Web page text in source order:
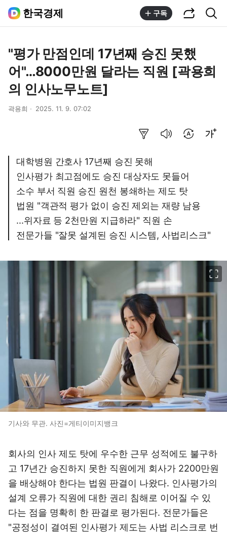
한국경제 구독
"평가 만점인데 17년째 승진 못했
어"…8000만원 달라는 직원 [곽용희
의 인사노무노트]
곽용희 2025. 11. 9. 07:02
대학병원 간호사 17년째 승진 못해
인사평가 최고점에도 승진 대상자도 못들어
소수 부서 직원 승진 원천 봉쇄하는 제도 탓
법원 "객관적 평가 없이 승진 제외는 재량 남용
...위자료 등 2천만원 지급하라" 직원 손
전문가들 "잘못 설계된 승진 시스템, 사법리스크"
기사와 무관. 사진=게티이미지뱅크
회사의 인사 제도 탓에 우수한 근무 성적에도 불구하
고 17년간 승진하지 못한 직원에게 회사가 2200만원
을 배상해야 한다는 법원 판결이 나왔다. 인사평가의
설계 오류가 직원에 대한 권리 침해로 이어질 수 있
다는 점을 명확히 한 판결로 평가된다. 전문가들은
"공정성이 결여된 인사평가 제도는 사법 리스크로 번